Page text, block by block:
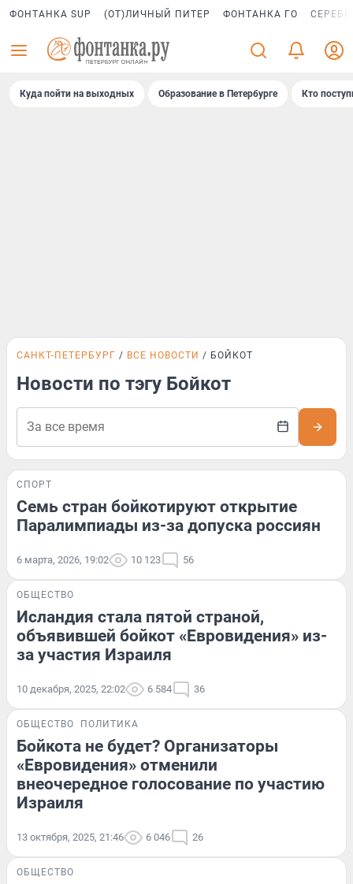
ФОНТАНКА SUP (ОТ)ЛИЧНЫЙ ПИТЕР ФОНТАНКА ГО
Куда пойти на выходных Образование в Петербурге Кто
САНКТ-ПЕТЕРБУРГ ВСЕ НОВОСТИ БОЙКОТ
Новости по тэгу Бойкот
СПОРТ
Семь стран бойкотируют открытие
Паралимпиады из-за допуска россиян
6 марта, 2026, 19:02 10 123 56
ОБЩЕСТВО
Исландия стала пятой страной,
объявившей бойкот «Евровидения» из-
за участия Израиля
10 декабря, 2025, 22:02 6 584 36
ОБЩЕСТВО ПОЛИТИКА
Бойкота не будет? Организаторы
«Евровидения» отменили
внеочередное голосование по участию
Израиля
13 октября, 2025, 21:46 6 046 26
ОБЩЕСТВО